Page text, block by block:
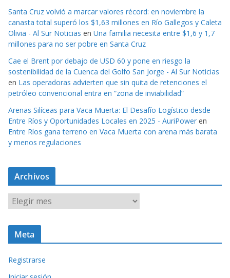
Santa Cruz volvió a marcar valores récord: en noviembre la
canasta total superó los $1,63 millones en Río Gallegos y Caleta
Olivia - Al Sur Noticias en Una familia necesita entre $1,6 y 1,7
millones para no ser pobre en Santa Cruz
Cae el Brent por debajo de USD 60 y pone en riesgo la
sostenibilidad de la Cuenca del Golfo San Jorge - Al Sur Noticias
en Las operadoras advierten que sin quita de retenciones el
petróleo convencional entra en “zona de inviabilidad”
Arenas Silíceas para Vaca Muerta: El Desafío Logístico desde
Entre Ríos y Oportunidades Locales en 2025 - AuriPower en
Entre Ríos gana terreno en Vaca Muerta con arena más barata
y menos regulaciones
Archivos
r
c
v
o
Meta
Registrarse